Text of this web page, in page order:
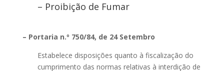
– Proibição de Fumar
– Portaria n.º 750/84, de 24 Setembro
Estabelece disposições quanto à fiscalização do
cumprimento das normas relativas à interdição de